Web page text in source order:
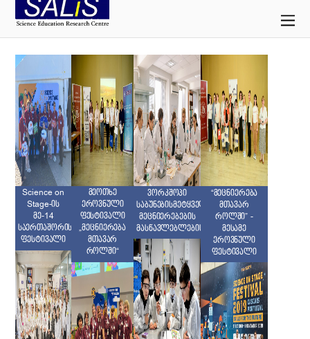
Science on
Stage-ის
მე-14
საერთაშორისო
ფესტივალი
მეოთხე
ეროვნული
ფესტივალი
„მეცნიერება
მთავარ
როლში“
ვორკშოპი
საბუნებისმეტყველო
მეცნიერებების
მასწავლებლებისთვის
“მეცნიერება
მთავარ
როლში” -
მესამე
ეროვნული
ფესტივალი